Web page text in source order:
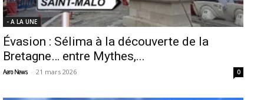
- A LA UNE
Évasion : Sélima à la découverte de la
Bretagne… entre Mythes,...
Aero News - 21 mars 2026 0